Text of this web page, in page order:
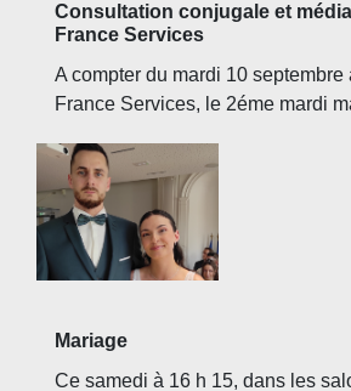
Consultation conjugale et
France Services
A compter du mardi 10 septembre
France Services, le 2éme mardi
Mariage
Ce samedi à 16 h 15, dans les